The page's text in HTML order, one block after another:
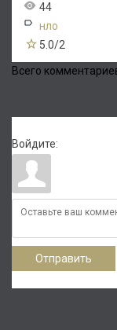
44
нло
5.0/2
Всего
Войдите:
Отправить